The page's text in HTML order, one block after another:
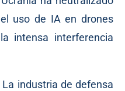
uso de IA en drones
intensa interferencia
La industria de defensa